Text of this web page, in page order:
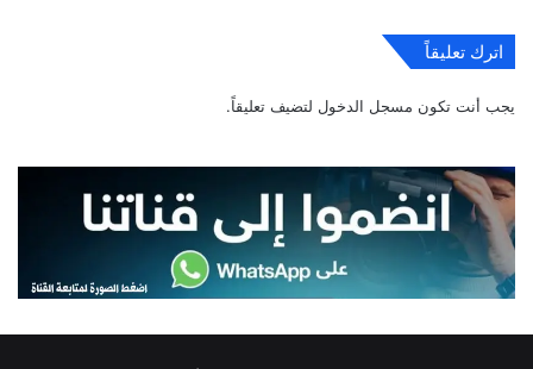
اترك تعليقاً
يجب أنت تكون مسجل الدخول لتضيف تعليقاً.